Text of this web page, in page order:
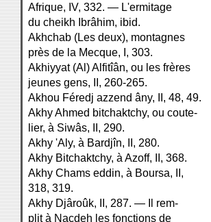
Afrique, IV, 332. — L'ermitage
du cheikh Ibrâhim, ibid.
Akhchab (Les deux), montagnes
près de la Mecque, I, 303.
Akhiyyat (Al) Alfitîân, ou les frères
jeunes gens, II, 260-265.
Akhou Féredj azzend âny, II, 48, 49.
Akhy Ahmed bitchaktchy, ou coute-
lier, à Siwâs, II, 290.
Akhy 'Aly, à Bardjîn, II, 280.
Akhy Bitchaktchy, à Azoff, II, 368.
Akhy Chams eddin, à Boursa, II,
318, 319.
Akhy Djâroûk, II, 287. — Il rem-
plit à Nacdeh les fonctions de